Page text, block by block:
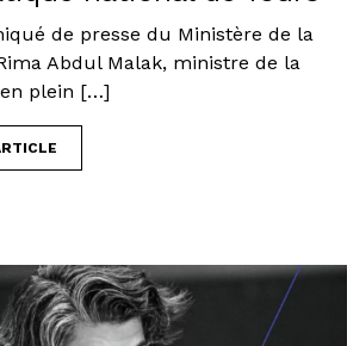
de presse du Ministère de la
Abdul Malak, ministre de la
plein […]